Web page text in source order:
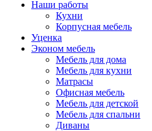
Наши работы
Кухни
Корпусная мебель
Уценка
Эконом мебель
Мебель для дома
Мебель для кухни
Матрасы
Офисная мебель
Мебель для детской
Мебель для спальни
Диваны